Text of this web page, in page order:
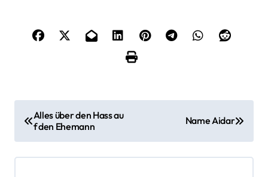
e
i
Alles über den Hass au
f den Ehemann
Name Aidar